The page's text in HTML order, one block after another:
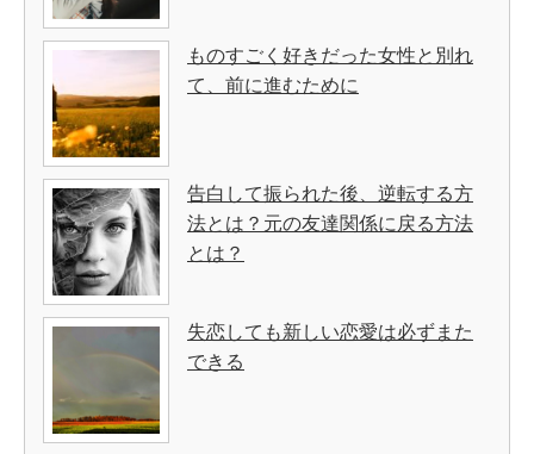
ものすごく好きだった女性と別れ
て、前に進むために
告白して振られた後、逆転する方
法とは？元の友達関係に戻る方法
とは？
失恋しても新しい恋愛は必ずまた
できる